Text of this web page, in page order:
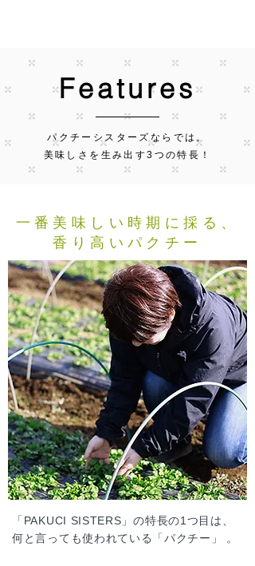
Features
パクチーシスターズならでは。
美味しさを生み出す3つの特長！
一番美味しい時期に採る、
香り高いパクチー
「PAKUCI SISTERS」の特長の1つ目は、
何と言っても使われている「パクチー」 。